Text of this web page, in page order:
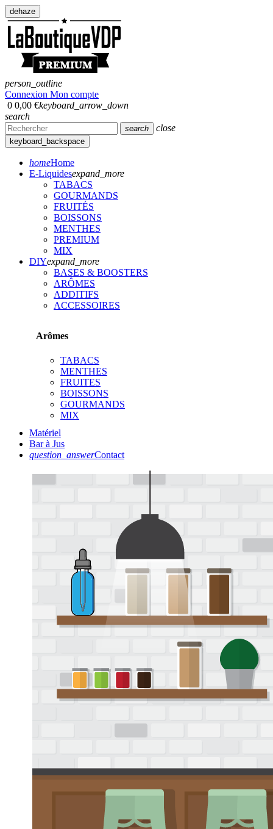
dehaze
person_outline
Connexion Mon compte
0 0,00 €keyboard_arrow_down
search
search close
keyboard_backspace
homeHome
E-Liquidesexpand_more
TABACS
GOURMANDS
FRUITÉS
BOISSONS
MENTHES
PREMIUM
MIX
DIYexpand_more
BASES & BOOSTERS
ARÔMES
ADDITIFS
ACCESSOIRES
Arômes
TABACS
MENTHES
FRUITES
BOISSONS
GOURMANDS
MIX
Matériel
Bar à Jus
question_answerContact